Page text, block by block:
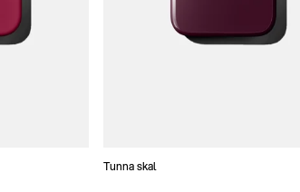
Tunna skal